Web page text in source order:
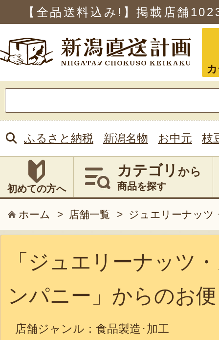
【全品送料込み!】掲載店舗
索:
ふるさと納税 新潟名物 お中元 枝
初めての方へ
カテゴリ から
商品を探す
ホーム > 店舗一覧 > ジュエリーナッツ
「ジュエリーナッツ
ンパニー」からのお
店舗ジャンル： 食品製造･加工